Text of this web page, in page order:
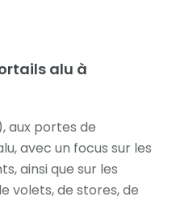
alu à
aux portes de
avec un focus sur les
ainsi que sur les
volets, de stores, de